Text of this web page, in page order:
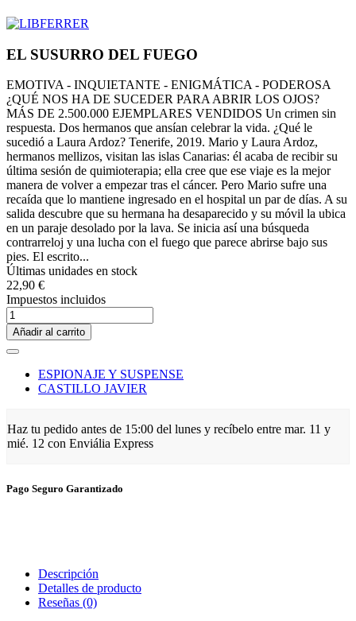
EL SUSURRO DEL FUEGO
EMOTIVA - INQUIETANTE - ENIGMÁTICA - PODEROSA
¿QUÉ NOS HA DE SUCEDER PARA ABRIR LOS OJOS?
MÁS DE 2.500.000 EJEMPLARES VENDIDOS Un crimen sin
respuesta. Dos hermanos que ansían celebrar la vida. ¿Qué le
sucedió a Laura Ardoz? Tenerife, 2019. Mario y Laura Ardoz,
hermanos mellizos, visitan las islas Canarias: él acaba de recibir su
última sesión de quimioterapia; ella cree que ese viaje es la mejor
manera de volver a empezar tras el cáncer. Pero Mario sufre una
recaída que lo mantiene ingresado en el hospital un par de días. A su
salida descubre que su hermana ha desaparecido y su móvil la ubica
en un paraje desolado por la lava. Se inicia así una búsqueda
contrarreloj y una lucha con el fuego que parece abrirse bajo sus
pies. El escrito...
Últimas unidades en stock
22,90 €
Impuestos incluidos
Añadir al carrito
ESPIONAJE Y SUSPENSE
CASTILLO JAVIER
Haz tu pedido antes de 15:00 del lunes y recíbelo entre mar. 11 y
mié. 12 con Enviália Express
Pago Seguro Garantizado
Descripción
Detalles de producto
Reseñas (0)